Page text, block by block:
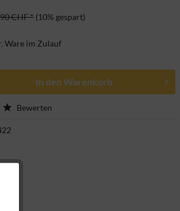
CHF * (10% gespart)
Ware im Zulauf
In den Warenkorb
Bewerten